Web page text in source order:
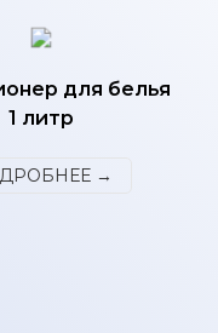
для белья
1 литр
→